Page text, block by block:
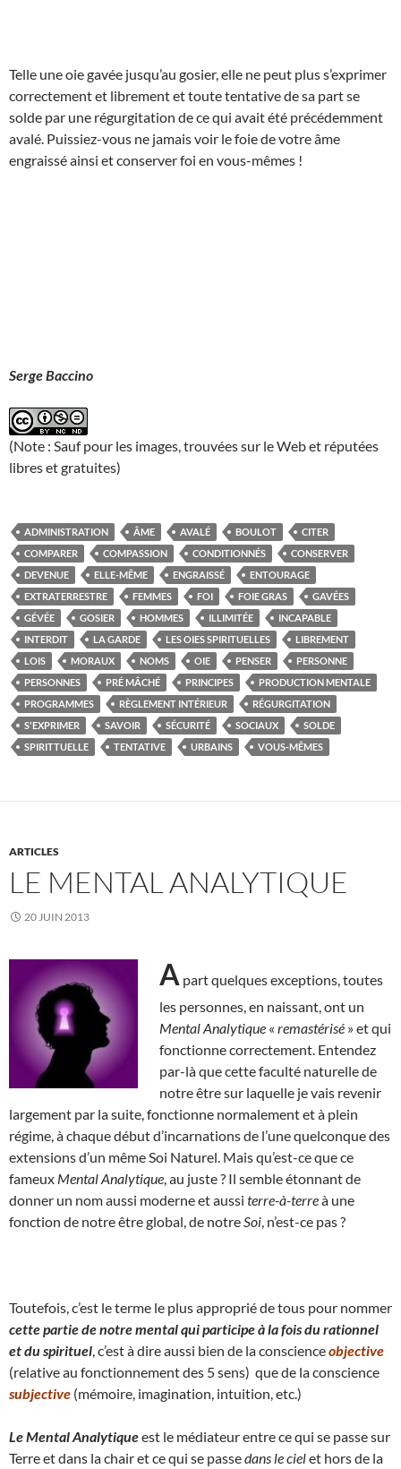
Telle une oie gavée jusqu’au gosier, elle ne peut plus s’exprimer
correctement et librement et toute tentative de sa part se
solde par une régurgitation de ce qui avait été précédemment
avalé. Puissiez-vous ne jamais voir le foie de votre âme
engraissé ainsi et conserver foi en vous-mêmes !
Serge Baccino
(Note : Sauf pour les images, trouvées sur le Web et réputées
libres et gratuites)
ADMINISTRATION ÂME AVALÉ BOULOT
CITER
COMPARER
COMPASSION CONDITIONNÉS
CONSERVER
DEVENUE
ELLE-MÊME ENGRAISSÉ
ENTOURAGE
EXTRATERRESTRE
FEMMES FOI FOIE GRAS
GAVÉES
GÉVÉE
GOSIER HOMMES ILLIMITÉE
INCAPABLE
INTERDIT
LA GARDE LES OIES SPIRITUELLES
LIBREMENT
LOIS
MORAUX NOMS OIE PENSER
PERSONNE
PERSONNES
PRÉ MÂCHÉ PRINCIPES
PRODUCTION MENTALE
PROGRAMMES
RÈGLEMENT INTÉRIEUR
RÉGURGITATION
S'EXPRIMER
SAVOIR SÉCURITÉ SOCIAUX
SOLDE
SPIRITTUELLE
TENTATIVE URBAINS VOUS-MÊMES
ARTICLES
LE MENTAL ANALYTIQUE
20 JUIN 2013
A part quelques exceptions, toutes
les personnes, en naissant, ont un
Mental Analytique « remastérisé » et qui
fonctionne correctement. Entendez
par-là que cette faculté naturelle de
notre être sur laquelle je vais revenir
largement par la suite, fonctionne normalement et à plein
régime, à chaque début d’incarnations de l’une quelconque des
extensions d’un même Soi Naturel. Mais qu’est-ce que ce
fameux Mental Analytique , au juste ? Il semble étonnant de
donner un nom aussi moderne et aussi terre-à-terreà une
fonction de notre être global, de notre Soi , n’est-ce pas ?
Toutefois, c’est le terme le plus approprié de tous pour nommer
cette partie de notre mental qui participe à la fois du rationnel
et du spirituel , c’est à dire aussi bien de la conscienceobjective
(relative au fonctionnement des 5 sens) que de la conscience
subjective (mémoire, imagination, intuition, etc.)
Le Mental Analytiqueest le médiateur entre ce qui se passe sur
Terre et dans la chair et ce qui se passedans le cielet hors de la